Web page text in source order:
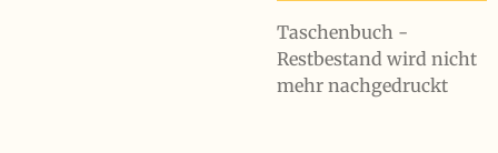
Taschenbuch -
Restbestand wird nicht
mehr nachgedruckt